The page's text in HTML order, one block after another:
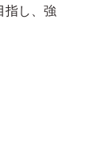
指し、強